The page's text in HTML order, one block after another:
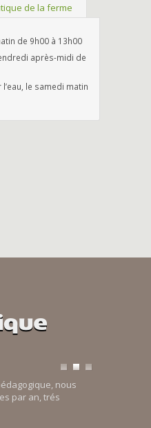
de la ferme
de 9h00 à 13h00
après-midi de
le samedi matin
nous
par an, trés